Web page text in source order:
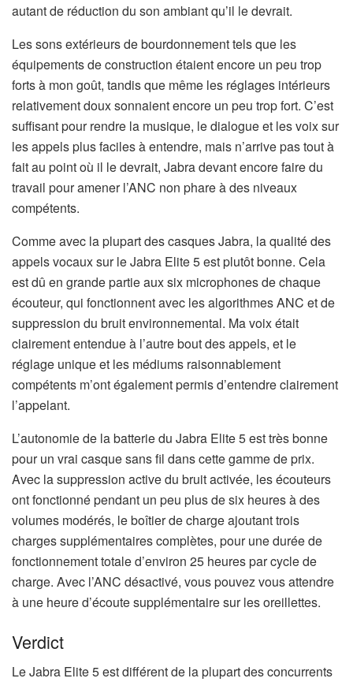
autant de réduction du son ambiant qu’il le devrait.
Les sons extérieurs de bourdonnement tels que les
équipements de construction étaient encore un peu trop
forts à mon goût, tandis que même les réglages intérieurs
relativement doux sonnaient encore un peu trop fort. C’est
suffisant pour rendre la musique, le dialogue et les voix sur
les appels plus faciles à entendre, mais n’arrive pas tout à
fait au point où il le devrait, Jabra devant encore faire du
travail pour amener l’ANC non phare à des niveaux
compétents.
Comme avec la plupart des casques Jabra, la qualité des
appels vocaux sur le Jabra Elite 5 est plutôt bonne. Cela
est dû en grande partie aux six microphones de chaque
écouteur, qui fonctionnent avec les algorithmes ANC et de
suppression du bruit environnemental. Ma voix était
clairement entendue à l’autre bout des appels, et le
réglage unique et les médiums raisonnablement
compétents m’ont également permis d’entendre clairement
l’appelant.
L’autonomie de la batterie du Jabra Elite 5 est très bonne
pour un vrai casque sans fil dans cette gamme de prix.
Avec la suppression active du bruit activée, les écouteurs
ont fonctionné pendant un peu plus de six heures à des
volumes modérés, le boîtier de charge ajoutant trois
charges supplémentaires complètes, pour une durée de
fonctionnement totale d’environ 25 heures par cycle de
charge. Avec l’ANC désactivé, vous pouvez vous attendre
à une heure d’écoute supplémentaire sur les oreillettes.
Verdict
Le Jabra Elite 5 est différent de la plupart des concurrents